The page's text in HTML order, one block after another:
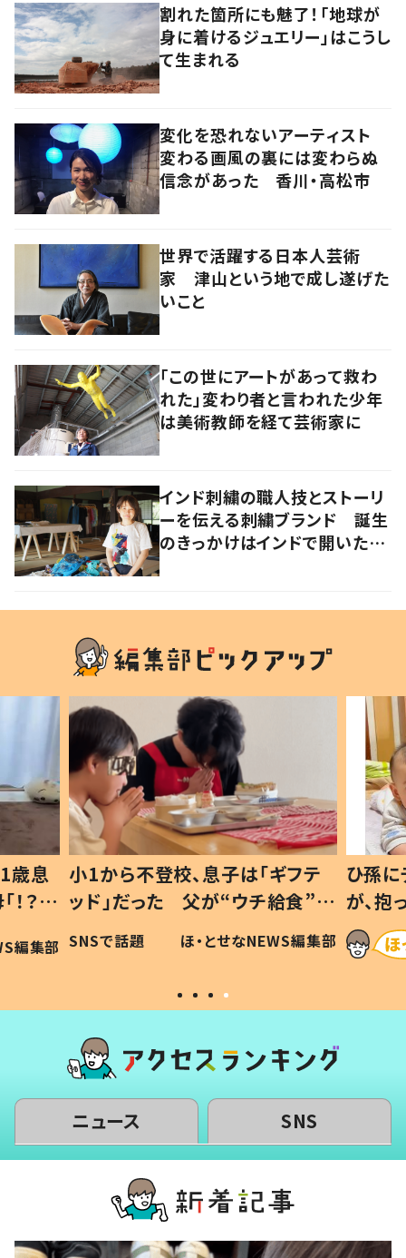
割れた箇所にも魅了！「地球が
身に着けるジュエリー」はこうし
て生まれる
変化を恐れないアーティスト
変わる画風の裏には変わらぬ
信念があった 香川・高松市
世界で活躍する日本人芸術
家 津山という地で成し遂げた
いこと
「この世にアートがあって救わ
れた」変わり者と言われた少年
は美術教師を経て芸術家に
インド刺繍の職人技とストーリ
ーを伝える刺繍ブランド 誕生
のきっかけはインドで開いたフ
歳息
？」
編集部
小1から不登校、息子は「ギフテ
ッド」だった 父が“ウチ給食”を
作り続ける理由とは #令和の親
#令和の子
SNSで話題 ほ・とせなNEWS編集部
ひ孫
が、
「涙が
い」
ニュース SNS